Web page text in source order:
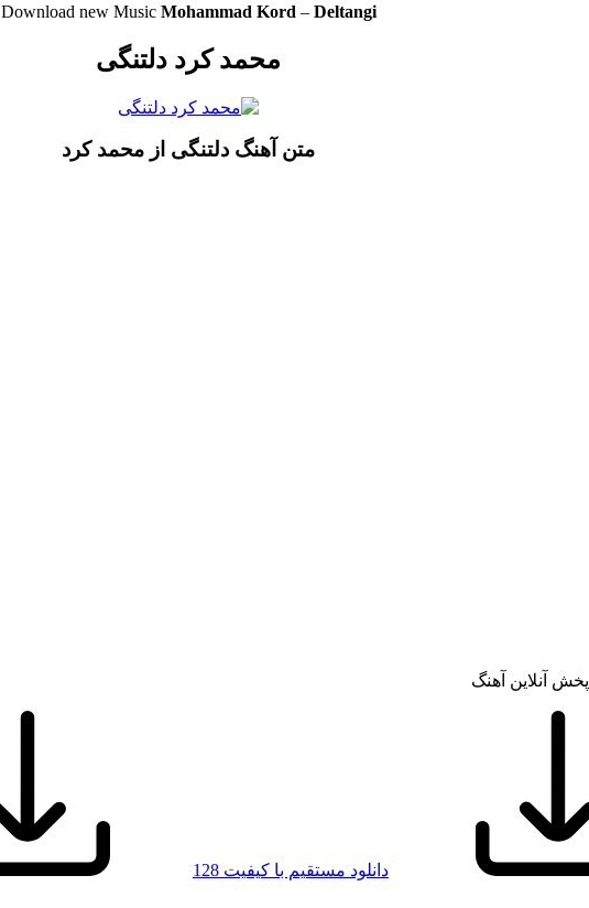
Download new Music Mohammad Kord – Deltangi
محمد کرد دلتنگی
متن آهنگ دلتنگی از محمد کرد
پخش آنلاین آهنگ
دانلود مستقیم با کیفیت 128